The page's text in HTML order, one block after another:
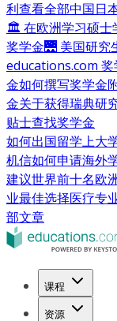
利查看全部中国日
🏛 在欧洲学习硕士
奖学金🌉 美国研究
educations.com 奖
金如何撰写奖学金
金关于获得瑞典研
贴士查找奖学金
如何出国留学上大
机信如何申请海外
建议世界前十名欧
业最佳选择医疗专
部文章
课程
资源